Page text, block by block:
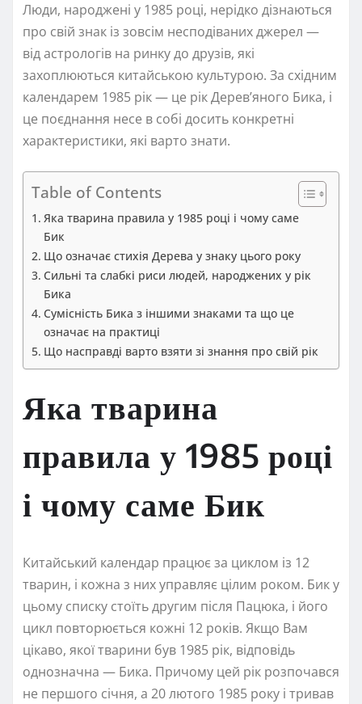
Люди, народжені у 1985 році, нерідко дізнаються
про свій знак із зовсім несподіваних джерел —
від астрологів на ринку до друзів, які
захоплюються китайською культурою. За східним
календарем 1985 рік — це рік Дерев’яного Бика, і
це поєднання несе в собі досить конкретні
характеристики, які варто знати.
Table of Contents
Яка тварина правила у 1985 році і чому саме
Бик
Що означає стихія Дерева у знаку цього року
Сильні та слабкі риси людей, народжених у рік
Бика
Сумісність Бика з іншими знаками та що це
означає на практиці
Що насправді варто взяти зі знання про свій рік
Яка тварина
правила у 1985 році
і чому саме Бик
Китайський календар працює за циклом із 12
тварин, і кожна з них управляє цілим роком. Бик у
цьому списку стоїть другим після Пацюка, і його
цикл повторюється кожні 12 років. Якщо Вам
цікаво, якої тварини був 1985 рік, відповідь
однозначна — Бика. Причому цей рік розпочався
не першого січня, а 20 лютого 1985 року і тривав